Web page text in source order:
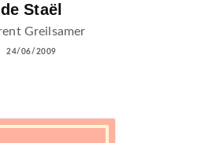
de Staël
Greilsamer
24/06/2009